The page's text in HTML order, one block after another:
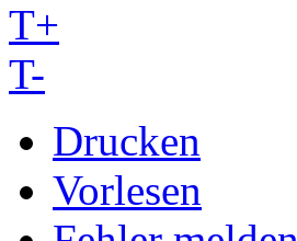
T+
T-
Drucken
Vorlesen